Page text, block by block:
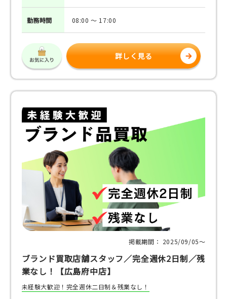
勤務時間 08:00 ～ 17:00
詳しく見る
掲載期間： 2025/09/05〜
ブランド買取店舗スタッフ／完全週休2日制／残
業なし！【広島府中店】
未経験大歓迎！完全週休二日制＆残業なし！